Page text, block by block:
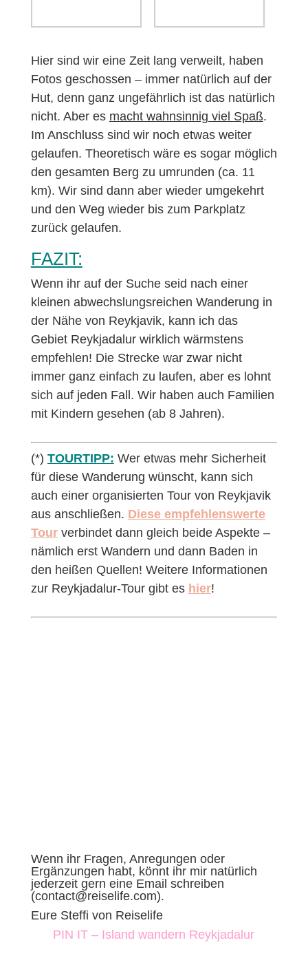
Hier sind wir eine Zeit lang verweilt, haben
Fotos geschossen – immer natürlich auf der
Hut, denn ganz ungefährlich ist das natürlich
nicht. Aber es macht wahnsinnig viel Spaß.
Im Anschluss sind wir noch etwas weiter
gelaufen. Theoretisch wäre es sogar möglich
den gesamten Berg zu umrunden (ca. 11
km). Wir sind dann aber wieder umgekehrt
und den Weg wieder bis zum Parkplatz
zurück gelaufen.
FAZIT:
Wenn ihr auf der Suche seid nach einer
kleinen abwechslungsreichen Wanderung in
der Nähe von Reykjavik, kann ich das
Gebiet Reykjadalur wirklich wärmstens
empfehlen! Die Strecke war zwar nicht
immer ganz einfach zu laufen, aber es lohnt
sich auf jeden Fall. Wir haben auch Familien
mit Kindern gesehen (ab 8 Jahren).
(*) TOURTIPP: Wer etwas mehr Sicherheit
für diese Wanderung wünscht, kann sich
auch einer organisierten Tour von Reykjavik
aus anschließen. Diese empfehlenswerte
Tourverbindet dann gleich beide Aspekte –
nämlich erst Wandern und dann Baden in
den heißen Quellen! Weitere Informationen
zur Reykjadalur-Tour gibt es hier!
Wenn ihr Fragen, Anregungen oder
Ergänzungen habt, könnt ihr mir natürlich
jederzeit gern eine Email schreiben
(contact@reiselife.com).
Eure Steffi von Reiselife
PIN IT – Island wandern Reykjadalur